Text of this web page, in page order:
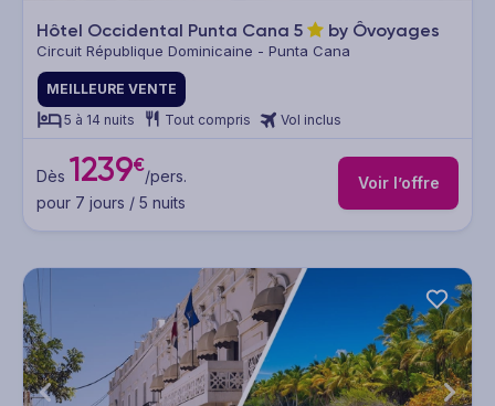
Hôtel Occidental Punta Cana 5 by Ôvoyages
Circuit République Dominicaine - Punta Cana
MEILLEURE VENTE
5 à 14 nuits
Tout compris Vol inclus
Dès 1239€/pers.
pour 7 jours / 5 nuits
Voir l’offre